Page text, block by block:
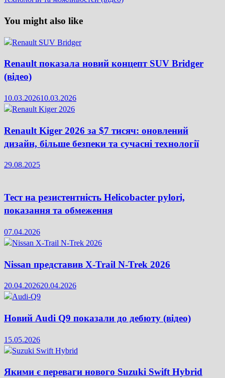
You might also like
Renault показала новий концепт SUV Bridger
(відео)
10.03.202610.03.2026
Renault Kiger 2026 за $7 тисяч: оновлений
дизайн, більше безпеки та сучасні технології
29.08.2025
Тест на резистентність Helicobacter pylori,
показання та обмеження
07.04.2026
Nissan представив X-Trail N-Trek 2026
20.04.202620.04.2026
Новий Audi Q9 показали до дебюту (відео)
15.05.2026
Якими є переваги нового Suzuki Swift Hybrid